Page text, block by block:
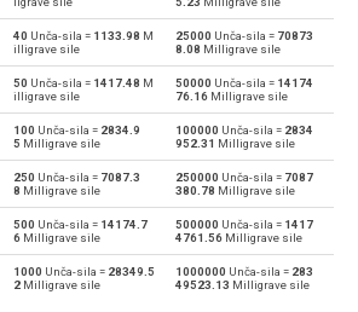
Groba sila za Unča-sila ozf
Unča-sila za Giganewtons GN
Giganewtons za Unča-sila ozf
Unča-sila za Džulih na meter J/m
Džulih na meter za Unča-sila ozf
Unča-sila za Kilogram-force kgf
40 Unča-sila = 1133.98 M
illigrave sile
25000 Unča-sila = 70873
8.08 Milligrave sile
50 Unča-sila = 1417.48 M
illigrave sile
50000 Unča-sila = 14174
76.16 Milligrave sile
100 Unča-sila = 2834.9
5 Milligrave sile
100000 Unča-sila = 2834
952.31 Milligrave sile
250 Unča-sila = 7087.3
8 Milligrave sile
250000 Unča-sila = 7087
380.78 Milligrave sile
500 Unča-sila = 14174.7
6Milligrave sile
500000 Unča-sila = 1417
4761.56 Milligrave sile
1000 Unča-sila = 28349.5
2Milligrave sile
1000000 Unča-sila = 283
49523.13 Milligrave sile